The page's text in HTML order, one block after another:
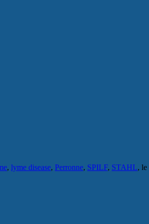
, lyme disease, Perronne, SPILF, STAHL, le